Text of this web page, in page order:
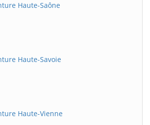
Haute-Saône
Haute-Savoie
Haute-Vienne